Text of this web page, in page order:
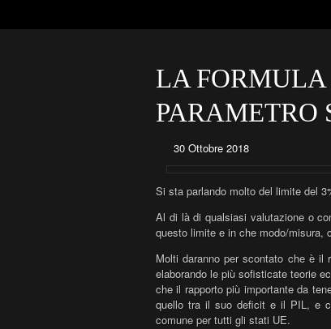
LA FORMULA
PARAMETRO
30 Ottobre 2018
Si sta parlando molto del limite del
Al di là di qualsiasi valutazione o
questo limite e in che modo/misura,
Molti daranno per scontato che è il
elaborando lepiù sofisticate teorie
che il rapporto più importante da
quello tra il suo deficit e il PIL, e
comune per tutti gli stati UE.